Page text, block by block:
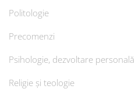
Politologie
Precomenzi
Psihologie, dezvoltare personală
Religie și teologie